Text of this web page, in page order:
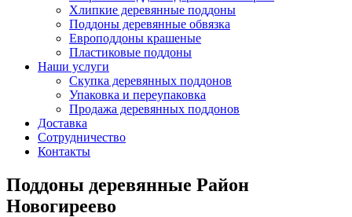
Хлипкие деревянные поддоны
Поддоны деревянные обвязка
Европоддоны крашеные
Пластиковые поддоны
Наши услуги
Скупка деревянных поддонов
Упаковка и переупаковка
Продажа деревянных поддонов
Доставка
Сотрудничество
Контакты
Поддоны деревянные Район
Новогиреево